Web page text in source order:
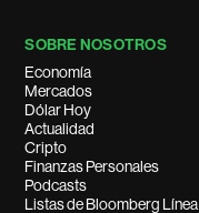
SOBRE NOSOTROS
Economía
Mercados
Dólar Hoy
Actualidad
Cripto
Finanzas Personales
Podcasts
Listas de Bloomberg Línea